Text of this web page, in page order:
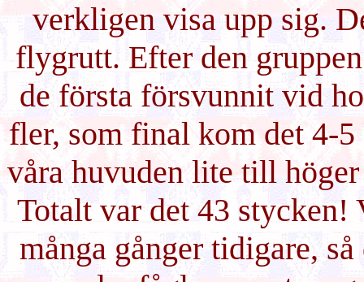
verkligen visa upp sig.
flygrutt. Efter den
de första försvunnit vid
fler, som final kom det 4-
våra huvuden lite till
Totalt var det 43
många gånger tidigare,